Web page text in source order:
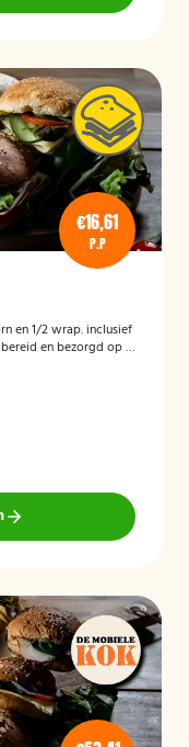
€16,61
P.P
en 1/2 wrap. inclusief
en bezorgd op je